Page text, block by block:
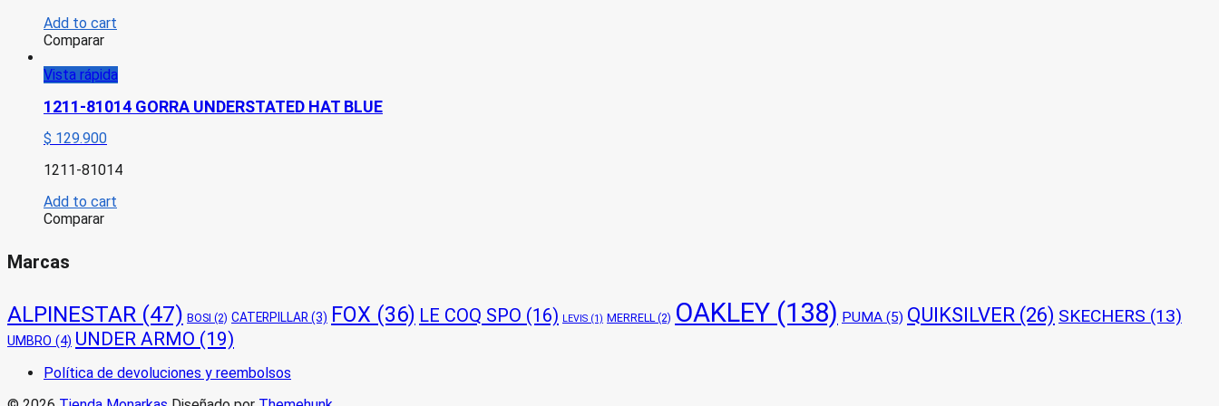
Add to cart
Comparar
Vista rápida
1211-81014 GORRA UNDERSTATED HAT BLUE
$ 129.900
1211-81014
Add to cart
Comparar
Marcas
ALPINESTAR (47) BOSI (2) CATERPILLAR (3) FOX (36) LE COQ SPO (16) LEVIS (1) MERRELL (2) OAKLEY (138) PUMA (5) QUIKSILVER (26) SKECHERS (13)
UMBRO (4) UNDER ARMO (19)
Política de devoluciones y reembolsos